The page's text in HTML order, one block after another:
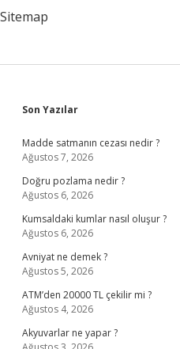
Sitemap
Sidebar
Son Yazılar
Madde satmanın cezası nedir ?
Ağustos 7, 2026
Doğru pozlama nedir ?
Ağustos 6, 2026
Kumsaldaki kumlar nasıl oluşur ?
Ağustos 6, 2026
Avniyat ne demek ?
Ağustos 5, 2026
ATM’den 20000 TL çekilir mi ?
Ağustos 4, 2026
Akyuvarlar ne yapar ?